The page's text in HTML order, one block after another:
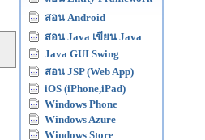
สอน Android
สอน Java เขียน Java
Java GUI Swing
สอน JSP (Web App)
iOS (iPhone,iPad)
Windows Phone
Windows Azure
Windows Store